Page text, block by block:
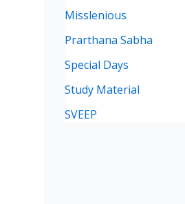
Misslenious
Prarthana Sabha
Special Days
Study Material
SVEEP